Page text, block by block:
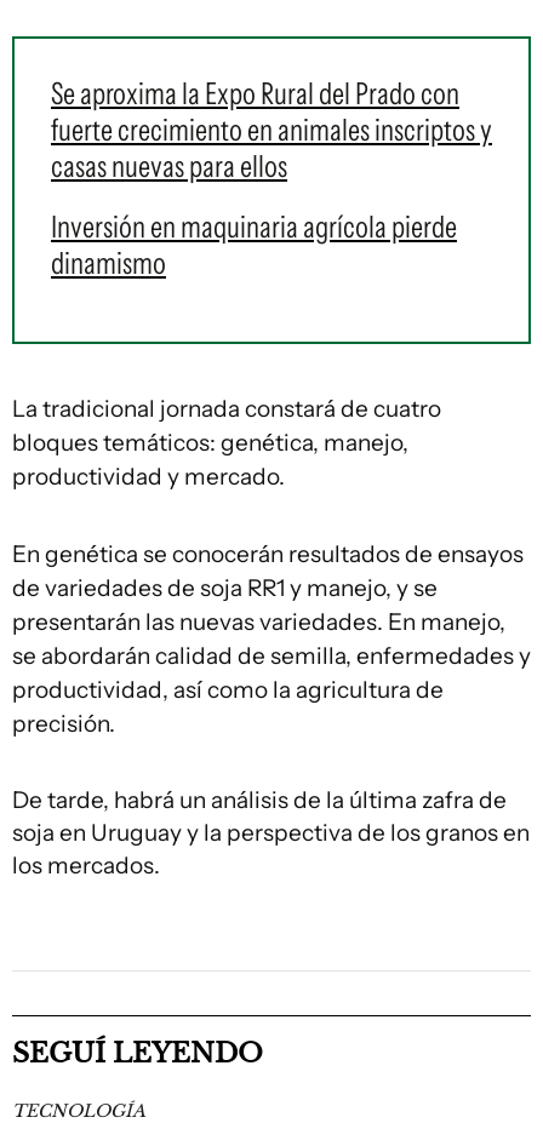
Se aproxima la Expo Rural del Prado con
fuerte crecimiento en animales inscriptos y
casas nuevas para ellos
Inversión en maquinaria agrícola pierde
dinamismo
La tradicional jornada constará de cuatro
bloques temáticos: genética, manejo,
productividad y mercado.
En genética se conocerán resultados de ensayos
de variedades de soja RR1 y manejo, y se
presentarán las nuevas variedades. En manejo,
se abordarán calidad de semilla, enfermedades y
productividad, así como la agricultura de
precisión.
De tarde, habrá un análisis de la última zafra de
soja en Uruguay y la perspectiva de los granos en
los mercados.
SEGUÍ LEYENDO
TECNOLOGÍA